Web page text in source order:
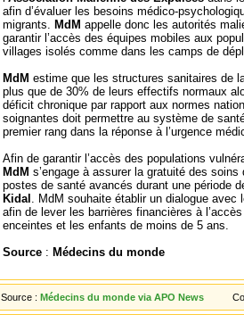
afin d’évaluer les besoins médico-
migrants. MdM appelle donc les autorités
garantir l’accès des équipes mobiles aux
villages isolés comme dans les camps de
MdM estime que les structures sanitaires de
plus que de 30% de leurs effectifs normaux
déficit chronique par rapport aux normes
soignantes doit permettre au système de
premier rang dans la réponse à l’urgence
Afin de garantir l’accès des populations
MdM s’engage à assurer la gratuité des
postes de santé avancés durant une période
Kidal . MdM souhaite établir un dialogue avec
afin de lever les barrières financières à
enceintes et les enfants de moins de 5 ans.
Source : Médecins du monde
Source : Médecins du monde via APO News